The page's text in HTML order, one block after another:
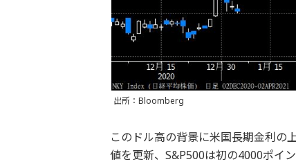
出所：Bloomberg
このドル高の背景に米国長期金利の
値を更新、S&P500は初の4000ポイ